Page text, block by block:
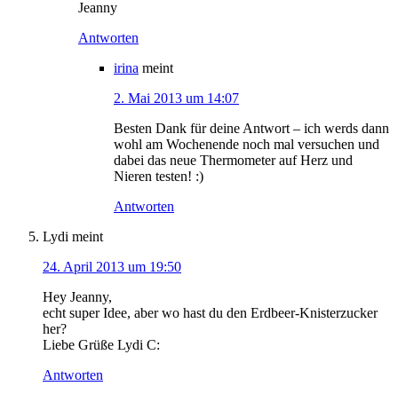
Jeanny
Antworten
irina meint
2. Mai 2013 um 14:07
Besten Dank für deine Antwort – ich werds dann
wohl am Wochenende noch mal versuchen und
dabei das neue Thermometer auf Herz und
Nieren testen! :)
Antworten
Lydi meint
24. April 2013 um 19:50
Hey Jeanny,
echt super Idee, aber wo hast du den Erdbeer-Knisterzucker
her?
Liebe Grüße Lydi C:
Antworten